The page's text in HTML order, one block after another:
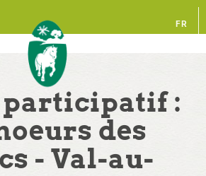
FR
:
des
- Val-au-